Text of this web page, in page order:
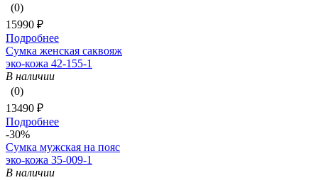
(0)
15990 ₽
Подробнее
Сумка женская саквояж
эко-кожа 42-155-1
В наличии
(0)
13490 ₽
Подробнее
-30%
Сумка мужская на пояс
эко-кожа 35-009-1
В наличии